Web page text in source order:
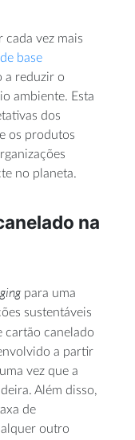
cada vez mais
base
a reduzir o
ambiente. Esta
dos
os produtos
no planeta.
na
para uma
sustentáveis
cartão canelado
a partir
vez que a
Além disso,
de
outro